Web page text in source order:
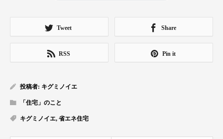
Tweet Share
RSS Pin it
投稿者: キグミノイエ
「住宅」のこと
キグミノイエ, 省エネ住宅